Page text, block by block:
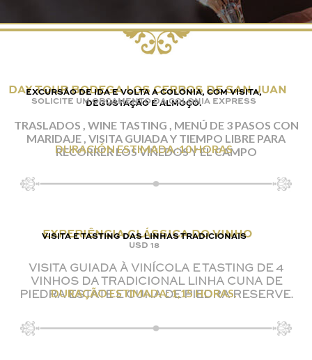
DAY TOUR BODEGA LOS CERROS DE SAN JUAN
EXCURSÃO DE IDA E VOLTA A COLÔNIA, COM VISITA,
DEGUSTAÇÃO E ALMOÇO.
SOLICITE UM ORÇAMENTO DA COLONIA EXPRESS
TRASLADOS , WINE TASTING , MENÚ DE 3 PASOS CON
MARIDAJE , VISITA GUIADA Y TIEMPO LIBRE PARA
RECORRER LOS VIÑEDOS Y EL CAMPO
DURACIÓN ESTIMADA :10 HORAS
EXPERIÊNCIA CLÁSSICA DO VINHO
VISITA E TASTING DAS LINHAS TRADICIONAIS
USD 18
VISITA GUIADA À VINÍCOLA E TASTING DE 4
VINHOS DA TRADICIONAL LINHA CUNA DE
PIEDRA ESTATE E CUNA DE PIEDRA RESERVE.
DURAÇÃO ESTIMADA: 1,15 HORAS.